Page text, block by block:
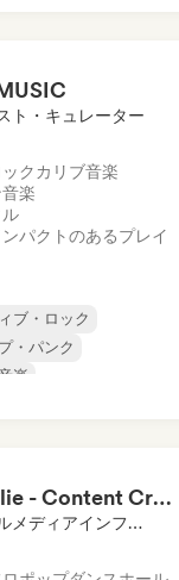
ト・キュレーター
ク カリブ音楽
楽
パクトのあるプレイ
ブ・ロック
・パンク
楽
El Charlie - Content Creator
ソーシャルメディアインフルエンサー